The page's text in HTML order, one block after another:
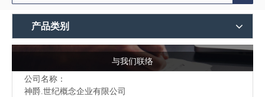
产品类别
与我们联络
公司名称：
神爵.世纪概念企业有限公司